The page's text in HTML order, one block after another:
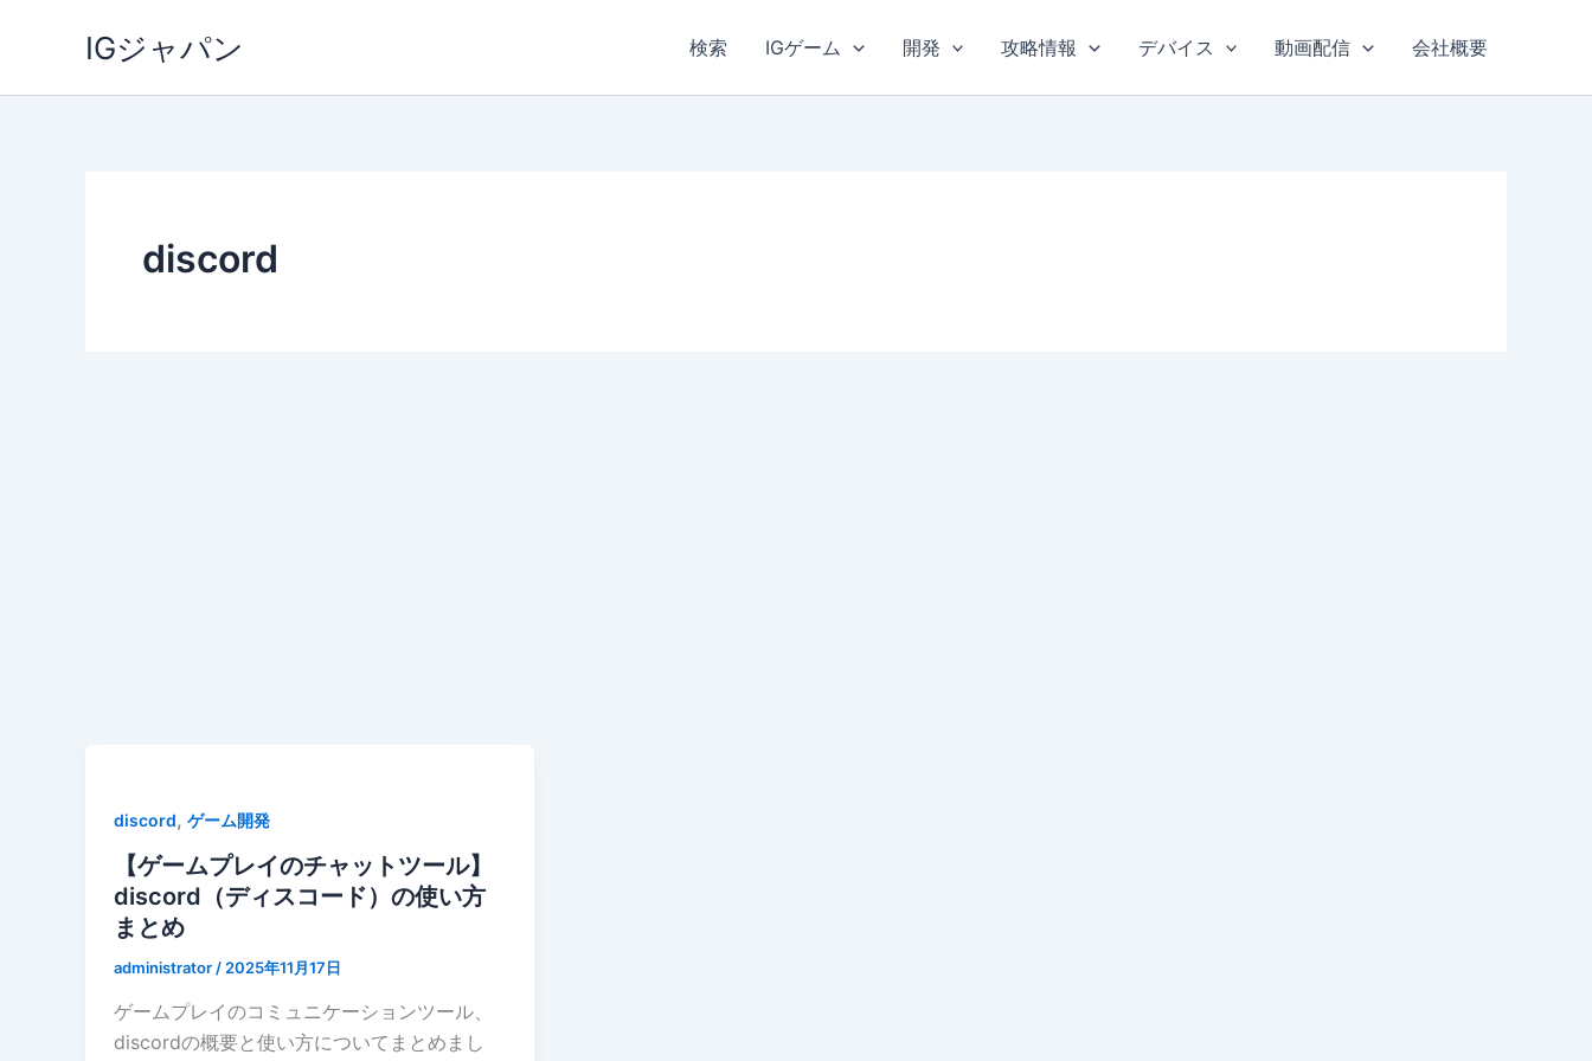
IGジャパン 検索 IGゲーム 開発 攻略情報 デバイス 動画配信 会社概要
discord
discord, ゲーム開発
【ゲームプレイのチャットツール】
discord（ディスコード）の使い方
まとめ
administrator / 2025年11月17日
ゲームプレイのコミュニケーションツール、
discordの概要と使い方についてまとめまし